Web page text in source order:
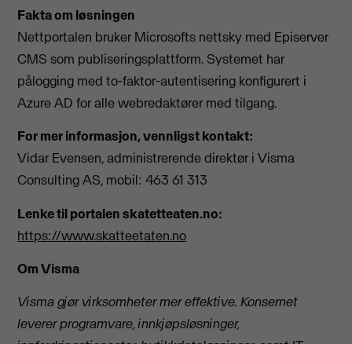
Fakta om løsningen
Nettportalen bruker Microsofts nettsky med Episerver
CMS som publiseringsplattform. Systemet har
pålogging med to-faktor-autentisering konfigurert i
Azure AD for alle webredaktører med tilgang.
For mer informasjon, vennligst kontakt:
Vidar Evensen, administrerende direktør i Visma
Consulting AS, mobil: 463 61 313
Lenke til portalen skatetteaten.no:
https://www.skatteetaten.no
Om Visma
Visma gjør virksomheter mer effektive. Konsernet
leverer programvare, innkjøpsløsninger,